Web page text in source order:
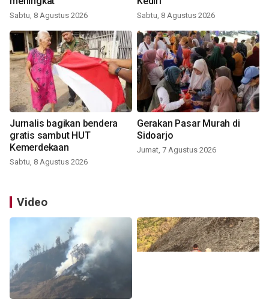
Sabtu, 8 Agustus 2026 Sabtu, 8 Agustus 2026
Jurnalis bagikan bendera
gratis sambut HUT
Kemerdekaan
Sabtu, 8 Agustus 2026
Gerakan Pasar Murah di
Sidoarjo
Jumat, 7 Agustus 2026
Video